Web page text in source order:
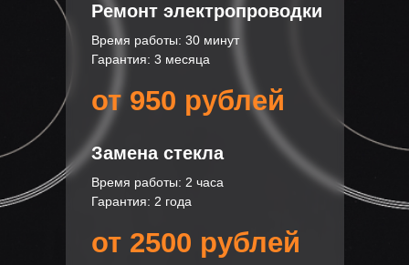
Ремонт электропроводки
Время работы: 30 минут
Гарантия: 3 месяца
от 950 рублей
Замена стекла
Время работы: 2 часа
Гарантия: 2 года
от 2500 рублей